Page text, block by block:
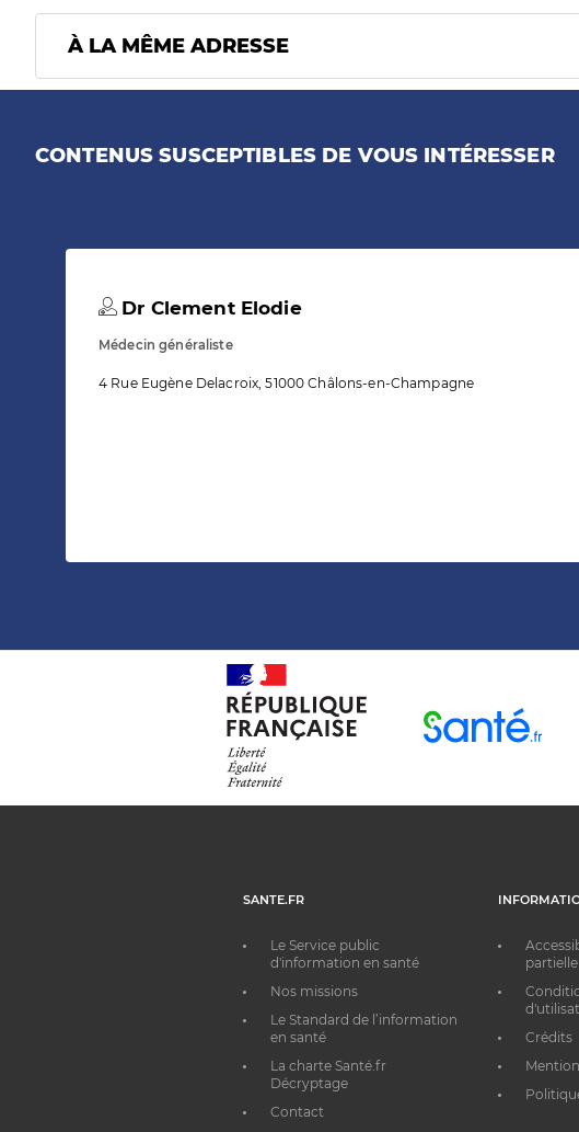
À LA MÊME ADRESSE
CONTENUS SUSCEPTIBLES DE VOUS INTÉRESSER
Dr Clement Elodie
Médecin généraliste
4 Rue Eugène Delacroix, 51000 Châlons-en-Champagne
SANTE.FR
Le Service public
d'information en santé
Nos missions
Le Standard de l’information
en santé
La charte Santé.fr
Décryptage
Contact
partielle
Crédits